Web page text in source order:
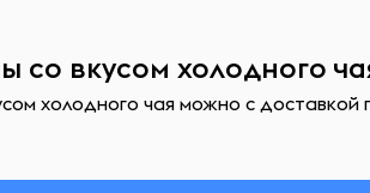
со вкусом холодного
холодного чая можно с